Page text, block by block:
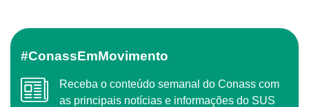
#ConassEmMovimento
Receba o conteúdo semanal do Conass com
as principais notícias e informações do SUS